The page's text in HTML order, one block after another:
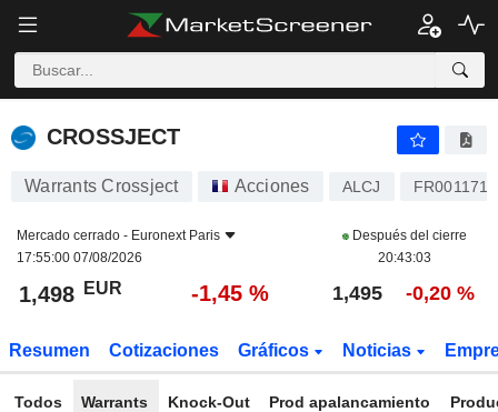
CROSSJECT
CROSSJECT
Warrants Crossject Acciones ALCJ
Mercado cerrado - Euronext Paris
17:55:00 07/08/2026
Después del cierre
20:43:03
1,498 EUR -1,45 % 1,495 -0,20 %
Resumen Cotizaciones Gráficos Noticias
Todos Warrants Knock-Out Prod apalancamiento